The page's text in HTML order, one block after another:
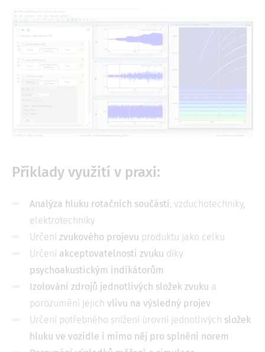
Příklady využití v praxi:
Analýza hluku rotačních součástí , vzduchotechniky,
elektrotechniky
Určení zvukového projevu produktu jako celku
Určení akceptovatelnosti zvuku díky
psychoakustickým indikátorům
Izolování zdrojů jednotlivých složek zvuku a
porozumění jejich vlivu na výsledný projev
Určení potřebného snížení úrovní jednotlivých složek
hluku ve vozidle i mimo něj pro splnění norem